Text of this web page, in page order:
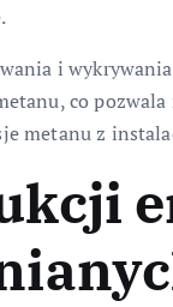
i
co pozwala
metanu z